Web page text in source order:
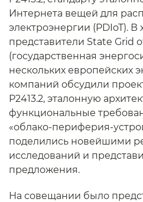
Интернета вещей для
электроэнергии (PDIoT).
представители State Grid
(государственная
нескольких европейских
компаний обсудили
P2413.2, эталонную
функциональные
«облако-периферия-
поделились новейшими
исследований и
предложения.
На совещании было